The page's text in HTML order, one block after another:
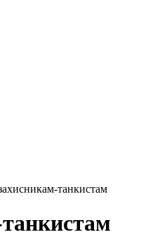
танкистам